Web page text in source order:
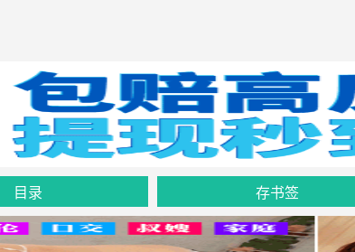
目录 存书签